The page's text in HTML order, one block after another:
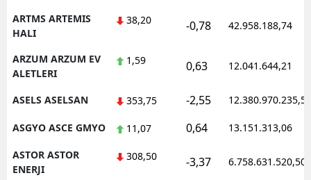
ARTMS ARTEMIS
HALI
38,20 -0,78 42.958.188,74
ARZUM ARZUM EV
ALETLERI
1,59 0,63 12.041.644,21
ASELS ASELSAN 353,75 -2,55 12.380.970.235,50
ASGYO ASCE GMYO 11,07 0,64 13.151.313,06
ASTOR ASTOR
ENERJI
308,50 -3,37 6.758.631.520,50